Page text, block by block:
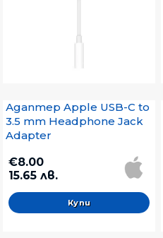
Адаптер Apple USB-C to
3.5 mm Headphone Jack
Adapter
€8.00
15.65 лв.